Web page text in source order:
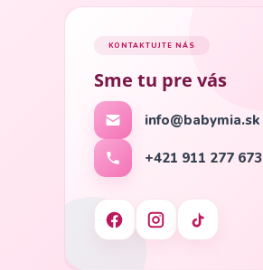
KONTAKTUJTE NÁS
Sme tu pre vás
info@babymia.sk
+421 911 277 673